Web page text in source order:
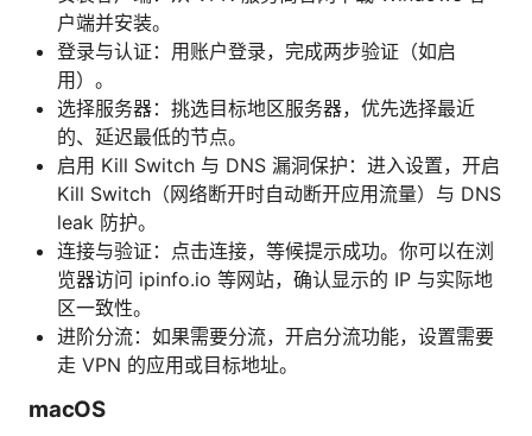
户端并安装。
登录与认证：用账户登录，完成两步验证（如启
用）。
选择服务器：挑选目标地区服务器，优先选择最近
的、延迟最低的节点。
启用 Kill Switch 与 DNS 漏洞保护：进入设置，开启
Kill Switch（网络断开时自动断开应用流量）与 DNS
leak 防护。
连接与验证：点击连接，等候提示成功。你可以在浏
览器访问 ipinfo.io 等网站，确认显示的 IP 与实际地
区一致性。
进阶分流：如果需要分流，开启分流功能，设置需要
走 VPN 的应用或目标地址。
macOS